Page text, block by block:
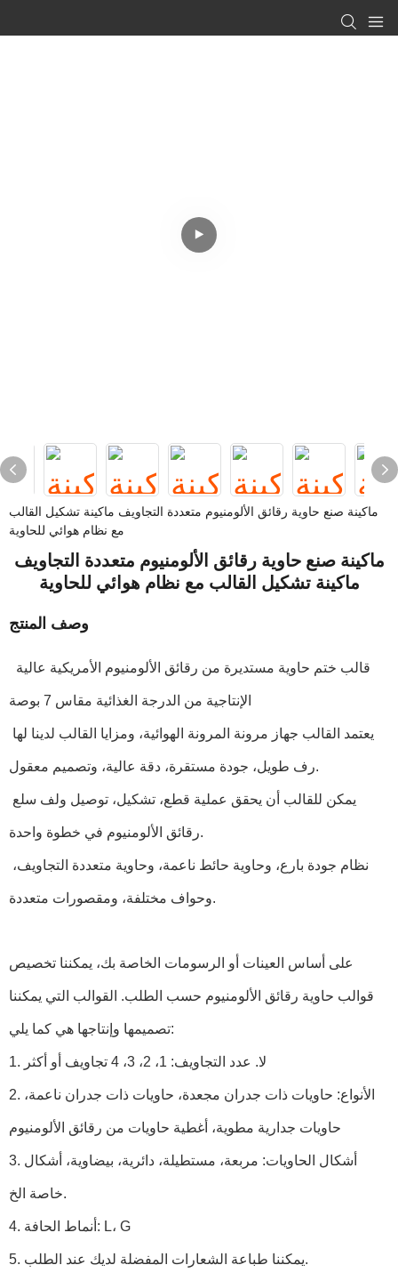
ماكينة صنع حاوية رقائق الألومنيوم متعددة التجاويف ماكينة تشكيل القالب
مع نظام هوائي للحاوية
ماكينة صنع حاوية رقائق الألومنيوم متعددة التجاويف
ماكينة تشكيل القالب مع نظام هوائي للحاوية
وصف المنتج
الإنتاجية من الدرجة الغذائية مقاس 7 بوصة
رف طويل، جودة مستقرة، دقة عالية، وتصميم معقول.
رقائق الألومنيوم في خطوة واحدة.
وحواف مختلفة، ومقصورات متعددة.
على أساس العينات أو الرسومات الخاصة بك، يمكننا تخصيص
قوالب حاوية رقائق الألومنيوم حسب الطلب. القوالب التي يمكننا
تصميمها وإنتاجها هي كما يلي:
1. لا. عدد التجاويف: 1، 2، 3، 4 تجاويف أو أكثر
2. الأنواع: حاويات ذات جدران مجعدة، حاويات ذات جدران ناعمة،
حاويات جدارية مطوية، أغطية حاويات من رقائق الألومنيوم
3. أشكال الحاويات: مربعة، مستطيلة، دائرية، بيضاوية، أشكال
خاصة الخ.
4. أنماط الحافة: L، G
5. يمكننا طباعة الشعارات المفضلة لديك عند الطلب.